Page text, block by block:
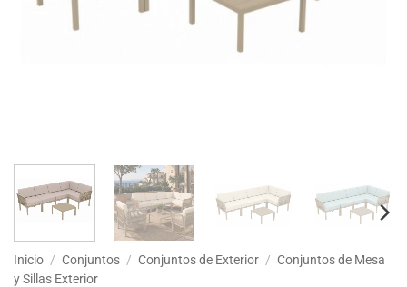
Inicio / Conjuntos / Conjuntos de Exterior / Conjuntos de Mesa
y Sillas Exterior